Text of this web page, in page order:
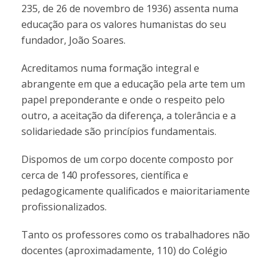
235, de 26 de novembro de 1936) assenta numa
educação para os valores humanistas do seu
fundador, João Soares.
Acreditamos numa formação integral e
abrangente em que a educação pela arte tem um
papel preponderante e onde o respeito pelo
outro, a aceitação da diferença, a tolerância e a
solidariedade são princípios fundamentais.
Dispomos de um corpo docente composto por
cerca de 140 professores, científica e
pedagogicamente qualificados e maioritariamente
profissionalizados.
Tanto os professores como os trabalhadores não
docentes (aproximadamente, 110) do Colégio